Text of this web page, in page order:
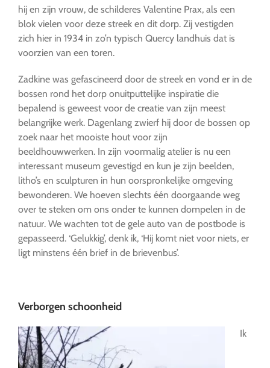
hij en zijn vrouw, de schilderes Valentine Prax, als een
blok vielen voor deze streek en dit dorp. Zij vestigden
zich hier in 1934 in zo’n typisch Quercy landhuis dat is
voorzien van een toren.
Zadkine was gefascineerd door de streek en vond er in de
bossen rond het dorp onuitputtelijke inspiratie die
bepalend is geweest voor de creatie van zijn meest
belangrijke werk. Dagenlang zwierf hij door de bossen op
zoek naar het mooiste hout voor zijn
beeldhouwwerken. In zijn voormalig atelier is nu een
interessant museum gevestigd en kun je zijn beelden,
litho’s en sculpturen in hun oorspronkelijke omgeving
bewonderen. We hoeven slechts één doorgaande weg
over te steken om ons onder te kunnen dompelen in de
natuur. We wachten tot de gele auto van de postbode is
gepasseerd. ‘Gelukkig’, denk ik, ‘Hij komt niet voor niets, er
ligt minstens één brief in de brievenbus’.
Verborgen schoonheid
Ik